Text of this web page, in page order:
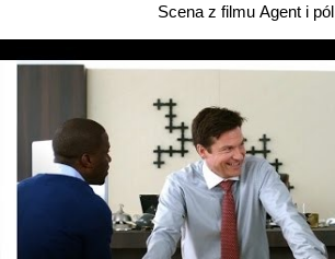
Scena z filmu Agent i pól